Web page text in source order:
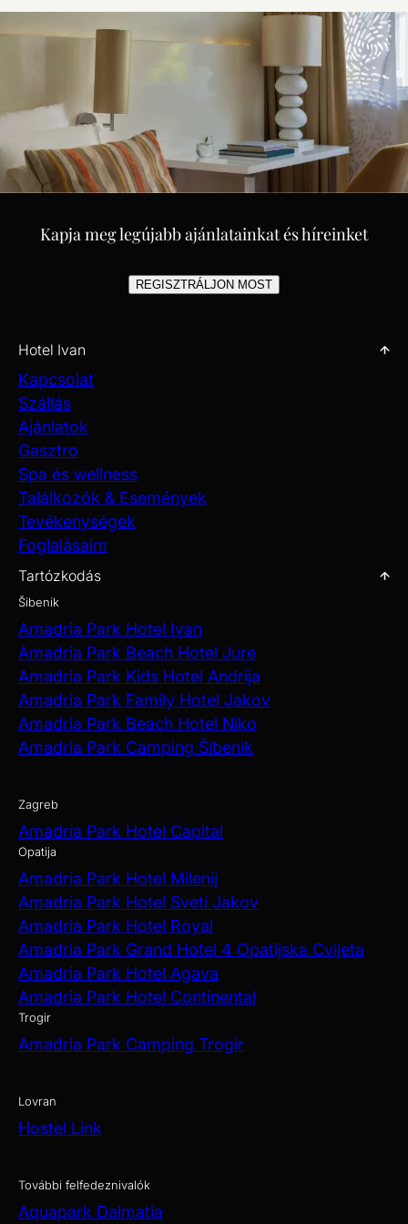
Kapja meg legújabb ajánlatainkat és híreinket
REGISZTRÁLJON MOST
Hotel Ivan
Kapcsolat
Szállás
Ajánlatok
Gasztro
Spa és wellness
Találkozók & Események
Tevékenységek
Foglalásaim
Tartózkodás
Šibenik
Amadria Park Hotel Ivan
Amadria Park Beach Hotel Jure
Amadria Park Kids Hotel Andrija
Amadria Park Family Hotel Jakov
Amadria Park Beach Hotel Niko
Amadria Park Camping Šibenik
Zagreb
Amadria Park Hotel Capital
Opatija
Amadria Park Hotel Milenij
Amadria Park Hotel Sveti Jakov
Amadria Park Hotel Royal
Amadria Park Grand Hotel 4 Opatijska Cvijeta
Amadria Park Hotel Agava
Amadria Park Hotel Continental
Trogir
Amadria Park Camping Trogir
Lovran
Hostel Link
További felfedeznivalók
Aquapark Dalmatia